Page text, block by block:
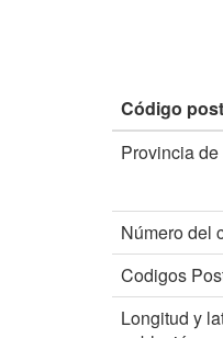
Código
Provincia de
Número del
Codigos
Longitud y